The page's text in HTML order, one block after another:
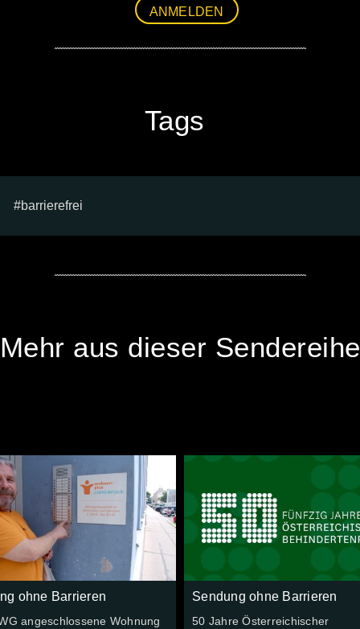
ANMELDEN
Tags
barrierefrei
Mehr aus dieser Sendereihe
ohne Barrieren
angeschlossene Wohnung
Sendung ohne Barrieren
50 Jahre Österreichischer